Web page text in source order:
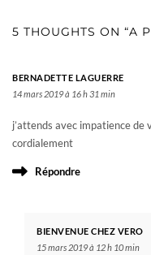
5 THOUGHTS ON “A
BERNADETTE LAGUERRE
14 mars 2019 à 16 h 31 min
j’attends avec impatience de
cordialement
Répondre
BIENVENUE CHEZ VERO
15 mars 2019 à 12 h 10 min